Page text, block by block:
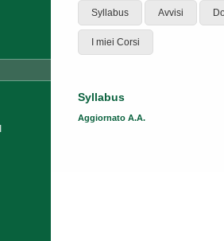
Syllabus Avvisi
I miei Corsi
Syllabus
Aggiornato A.A.